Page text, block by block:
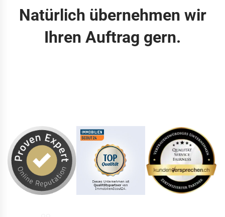
Natürlich übernehmen wir
Ihren Auftrag gern.